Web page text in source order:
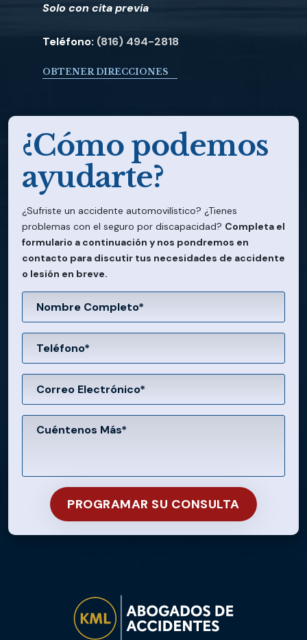
Solo con cita previa
Teléfono: (816) 494-2818
OBTENER DIRECCIONES
¿Cómo podemos
ayudarte?
¿Sufriste un accidente automovilístico? ¿Tienes
problemas con el seguro por discapacidad? Completa el
formulario a continuación y nos pondremos en
contacto para discutir tus necesidades de accidente
o lesión en breve.